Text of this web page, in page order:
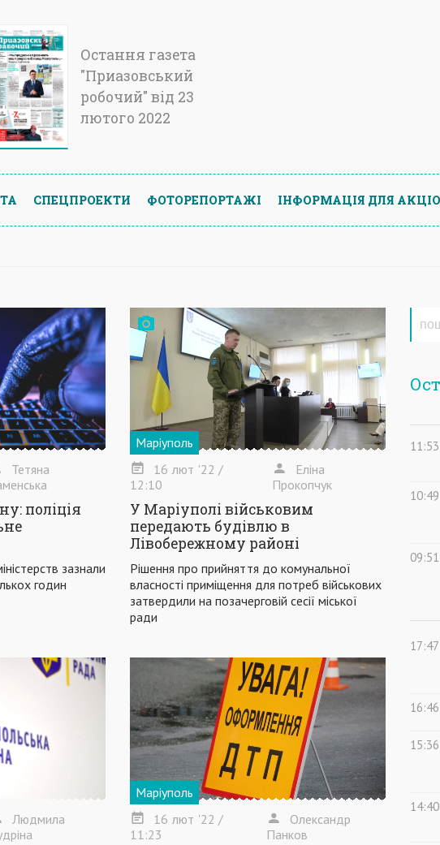
Остання газета
"Приазовський
робочий" від 23
лютого 2022
СПЕЦПРОЕКТИ ФОТОРЕПОРТАЖІ ІНФОРМАЦIЯ ДЛЯ
Тетяна
поліція
зазнали
годин
Маріуполь
16 лют '22 /
12:10
Еліна
Прокопчук
У Маріуполі військовим
передають будівлю в
Лівобережному районі
Рішення про прийняття до комунальної
власності приміщення для потреб військових
затвердили на позачерговій сесії міської
ради
Людмила
Маріуполь
16 лют '22 /
11:23
Олександр
Панков
11:53
10:49
09:51
17:47
16:46
15:36
14:40